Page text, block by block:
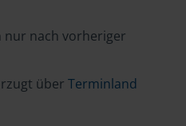
nur nach vorheriger
über Terminland